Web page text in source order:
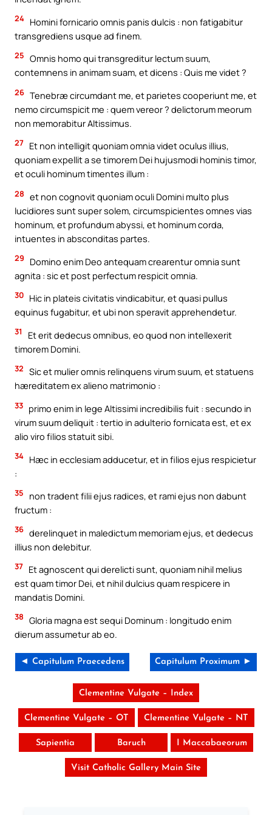
24 Homini fornicario omnis panis dulcis : non fatigabitur
transgrediens usque ad finem.
25 Omnis homo qui transgreditur lectum suum,
contemnens in animam suam, et dicens : Quis me videt ?
26 Tenebræ circumdant me, et parietes cooperiunt me, et
nemo circumspicit me : quem vereor ? delictorum meorum
non memorabitur Altissimus.
27 Et non intelligit quoniam omnia videt oculus illius,
quoniam expellit a se timorem Dei hujusmodi hominis timor,
et oculi hominum timentes illum :
28 et non cognovit quoniam oculi Domini multo plus
lucidiores sunt super solem, circumspicientes omnes vias
hominum, et profundum abyssi, et hominum corda,
intuentes in absconditas partes.
29
Domino enim Deo antequam crearentur omnia sunt
agnita : sic et post perfectum respicit omnia.
30 Hic in plateis civitatis vindicabitur, et quasi pullus
equinus fugabitur, et ubi non speravit apprehendetur.
31
Et erit dedecus omnibus, eo quod non intellexerit
timorem Domini.
32 Sic et mulier omnis relinquens virum suum, et statuens
hæreditatem ex alieno matrimonio :
33 primo enim in lege Altissimi incredibilis fuit : secundo in
virum suum deliquit : tertio in adulterio fornicata est, et ex
alio viro filios statuit sibi.
34 Hæc in ecclesiam adducetur, et in filios ejus respicietur
:
35
non tradent filii ejus radices, et rami ejus non dabunt
fructum :
36 derelinquet in maledictum memoriam ejus, et dedecus
illius non delebitur.
37 Et agnoscent qui derelicti sunt, quoniam nihil melius
est quam timor Dei, et nihil dulcius quam respicere in
mandatis Domini.
38 Gloria magna est sequi Dominum : longitudo enim
dierum assumetur ab eo.
◄ Capitulum Praecedens Capitulum Proximum ►
Clementine Vulgate – Index
Clementine Vulgate – OT Clementine Vulgate – NT
Sapientia Baruch I Maccabaeorum
Visit Catholic Gallery Main Site